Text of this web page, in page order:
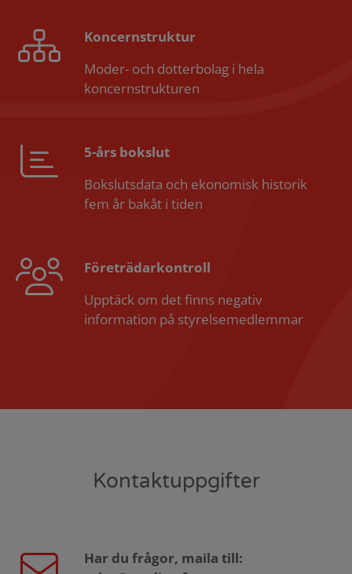
Koncernstruktur
Moder- och dotterbolag i hela
koncernstrukturen
5-års bokslut
Bokslutsdata och ekonomisk historik
fem år bakåt i tiden
Företrädarkontroll
Upptäck om det finns negativ
information på styrelsemedlemmar
Kontaktuppgifter
Har du frågor, maila till: